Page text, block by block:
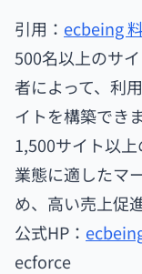
引用： ecbeing
500名以上のサ
者によって、利
イトを構築できま
1,500サイト以
業態に適したマ
め、高い売上促
公式HP：
ecforce